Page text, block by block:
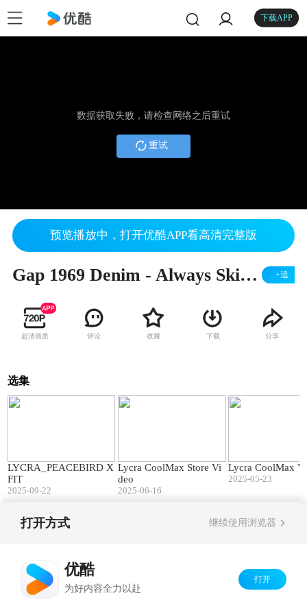
下载APP
数据获取失败，请检查网络之后重试
重试
预览播放中，打开优酷APP看高清完整版
Gap 1969 Denim - Always Skinny Fit (Womens) +追
超清画质 评论 收藏 下载 分享
选集
LYCRA_PEACEBIRD X
FIT
2025-09-22
Lycra CoolMax Store Vi
deo
2025-06-16
Lycra CoolMax
2025-05-23
打开方式 继续使用浏览器
优酷
为好内容全力以赴
打开